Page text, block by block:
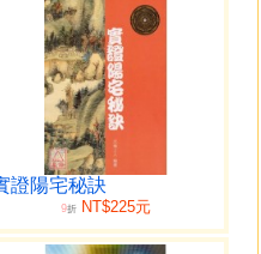
篇
證陽宅秘訣
9折 NT$225元